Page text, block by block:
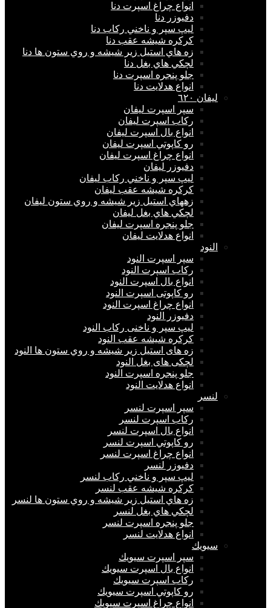
انواع چراغ اسپرت دنا
دفيوزر دنا
ليپ سپر و ناخني ركاب دنا
كركره شيشه عقب دنا
زه هاي استيل زير شيشه و روي ستون ها دنا
لچكي هاي بغل دنا
جلو پنجره اسپرت دنا
انواع هدلايت دنا
ليفان ٦٢٠
سپر اسپرت ليفان
ركاب اسپرت ليفان
انواع بال اسپرت ليفان
رو كاپوتي اسپرت ليفان
انواع چراغ اسپرت ليفان
دفيوزر ليفان
ليپ سپر و ناخني ركاب ليفان
كركره شيشه عقب ليفان
زههاي استيل زير شيشه و روي ستون ليفان
لچكي هاي بغل ليفان
جلو پنجره اسپرت ليفان
انواع هدلايت ليفان
النود
سپر اسپرت النود
ركاب اسپرت النود
انواع بال اسپرت النود
رو كاپوتی اسپرت النود
انواع چراغ اسپرت النود
دفيوزر النود
ليپ سپر و ناخنی ركاب النود
كركره شيشه عقب النود
زه های استيل زير شيشه و روي ستون ها النود
لچكی های بغل النود
جلو پنجره اسپرت النود
انواع هدلايت النود
لنسر
سپر اسپرت لنسر
ركاب اسپرت لنسر
انواع بال اسپرت لنسر
رو كاپوتي اسپرت لنسر
انواع چراغ اسپرت لنسر
دفيوزر لنسر
ليپ سپر و ناخني ركاب لنسر
كركره شيشه عقب لنسر
زه هاي استيل زير شيشه و روي ستون ها لنسر
لچكي هاي بغل لنسر
جلو پنجره اسپرت لنسر
انواع هدلايت لنسر
سيويك
سپر اسپرت سيويك
انواع بال اسپرت سيويك
ركاب اسپرت سيويك
رو كاپوتي اسپرت سيويك
انواع چراغ اسپرت سيويك